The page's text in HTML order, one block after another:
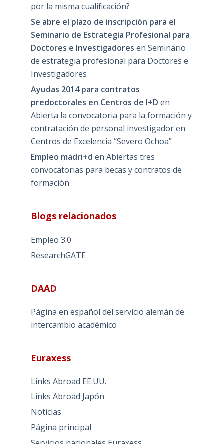
por la misma cualificación?
Se abre el plazo de inscripción para el
Seminario de Estrategia Profesional para
Doctores e Investigadores en Seminario
de estrategia profesional para Doctores e
Investigadores
Ayudas 2014 para contratos
predoctorales en Centros de I+D en
Abierta la convocatoria para la formación y
contratación de personal investigador en
Centros de Excelencia “Severo Ochoa”
Empleo madri+d en Abiertas tres
convocatorias para becas y contratos de
formación
Blogs relacionados
Empleo 3.0
ResearchGATE
DAAD
Página en español del servicio alemán de
intercambio académico
Euraxess
Links Abroad EE.UU.
Links Abroad Japón
Noticias
Página principal